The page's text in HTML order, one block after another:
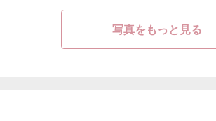
写真をもっと見る